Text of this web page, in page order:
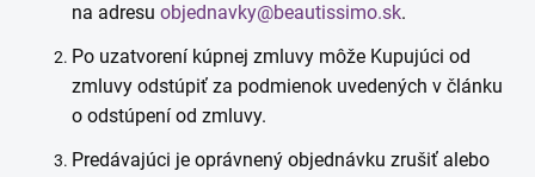
na adresu objednavky@beautissimo.sk.
Po uzatvorení kúpnej zmluvy môže Kupujúci od
zmluvy odstúpiť za podmienok uvedených v článku
o odstúpení od zmluvy.
Predávajúci je oprávnený objednávku zrušiť alebo